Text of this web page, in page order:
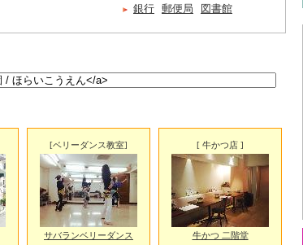
銀行 郵便局 図書館
[ベリーダンス教室]
サバランベリーダンス
[ 牛かつ店 ]
牛かつ 二階堂